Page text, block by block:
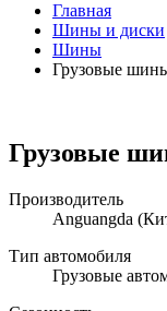
Главная
Шины и диски
Шины
Грузовые
Грузовые
Производитель
Anguangda
Тип автомобиля
Грузовые